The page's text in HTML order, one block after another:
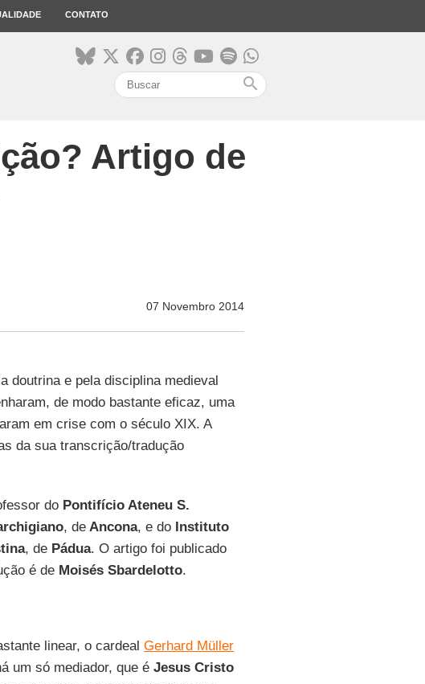
CONTATO
search
Artigo de
07 Novembro 2014
doutrina e pela disciplina medieval
de modo bastante eficaz, uma
em crise com o século XIX. A
da sua transcrição/tradução
do Pontifício Ateneu S.
, deAncona, e do Instituto
, de Pádua. O artigo foi publicado
é de Moisés Sbardelotto.
linear, o cardeal Gerhard Müller
um só mediador, que é Jesus Cristo